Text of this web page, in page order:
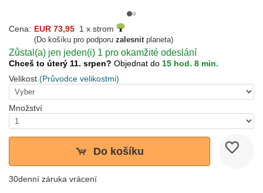
Cena: EUR 73,95 1 x strom
(Do košíku pro podporu zalesnitplaneta)
Zůstal(a) jen jeden(i) 1 pro okamžité odeslání
Chceš to úterý 11. srpen? Objednat do 15 hod. 8 min.
Velikost (Průvodce velikostmi)
Množství
Do košíku
30denní záruka vrácení